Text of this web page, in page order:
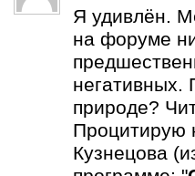
Я удивлён.
на форуме
негативных.
природе?
Процитирую
Кузнецова